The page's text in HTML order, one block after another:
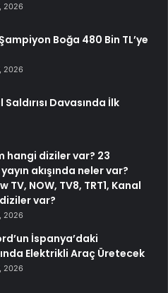
2026
Boğa 480 Bin TL’ye
2026
Davasında İlk
hangi diziler var? 23
akışında neler var?
TV, NOW, TV8, TRT1, Kanal
var?
2026
İspanya’daki
Elektrikli Araç Üretecek
2026